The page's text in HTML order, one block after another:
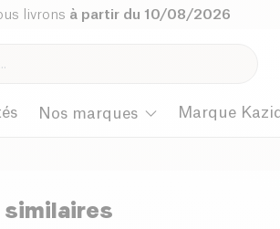
livrons à partir du 10/08/2026
Nos marques Marque